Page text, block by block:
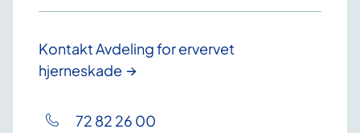
Kontakt Avdeling for ervervet
hjerneskade
72 82 26 00